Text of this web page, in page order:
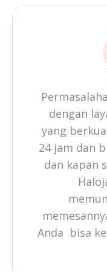
dengan
yang
24 jam dan
dan kapan
Anda bisa